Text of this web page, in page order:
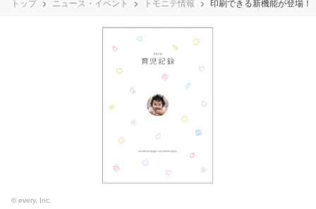
トップ ニュース・イベント トモニテ情報 印刷できる新機能が登場
© every, Inc.